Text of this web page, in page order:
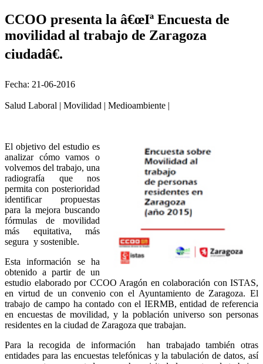
CCOO presenta la â€œIª Encuesta de
movilidad al trabajo de Zaragoza
ciudadâ€.
Fecha: 21-06-2016
Salud Laboral | Movilidad | Medioambiente |
El objetivo del estudio es
analizar cómo vamos o
volvemos del trabajo, una
radiografía que nos
permita con posterioridad
identificar propuestas
para la mejora buscando
fórmulas de movilidad
más equitativa, más
segura y sostenible.
Esta información se ha
obtenido a partir de un
estudio elaborado por CCOO Aragón en colaboración con ISTAS,
en virtud de un convenio con el Ayuntamiento de Zaragoza. El
trabajo de campo ha contado con el IERMB, entidad de referencia
en encuestas de movilidad, y la población universo son personas
residentes en la ciudad de Zaragoza que trabajan.
Para la recogida de información han trabajado también otras
entidades para las encuestas telefónicas y la tabulación de datos, así